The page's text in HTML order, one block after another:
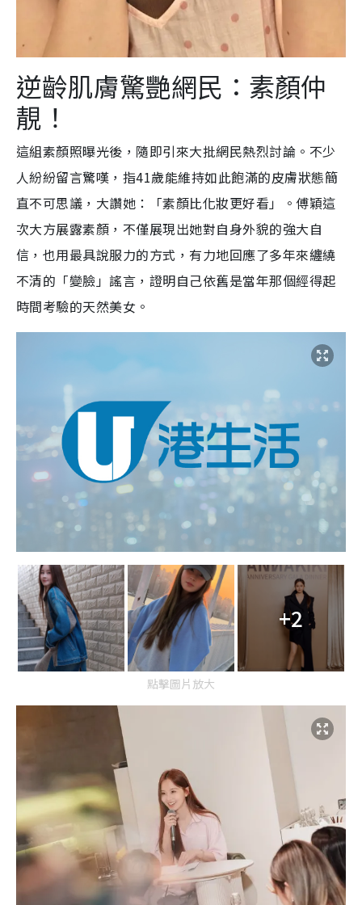
逆齡肌膚驚艷網民：素顏仲
靚！
這組素顏照曝光後，隨即引來大批網民熱烈討論。不少
人紛紛留言驚嘆，指41歲能維持如此飽滿的皮膚狀態簡
直不可思議，大讚她：「素顏比化妝更好看」。傅穎這
次大方展露素顏，不僅展現出她對自身外貌的強大自
信，也用最具說服力的方式，有力地回應了多年來纏繞
不清的「變臉」謠言，證明自己依舊是當年那個經得起
時間考驗的天然美女。
+2
點擊圖片放大